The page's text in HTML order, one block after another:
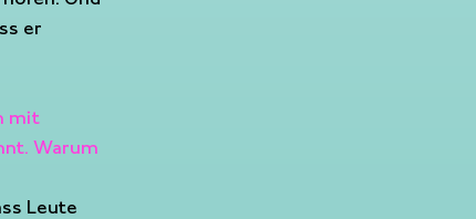
er
mit
Warum
Leute